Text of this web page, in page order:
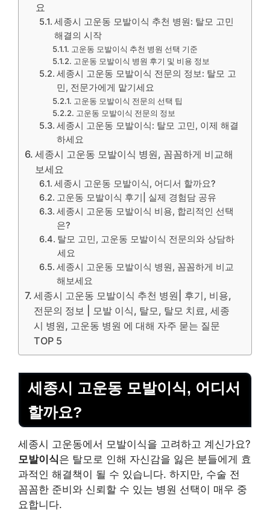
요
세종시 고운동 모발이식 추천 병원: 탈모 고민
해결의 시작
고운동 모발이식 추천 병원 선택 기준
고운동 모발이식 병원 후기 및 비용 정보
세종시 고운동 모발이식 전문의 정보: 탈모 고
민, 전문가에게 맡기세요
고운동 모발이식 전문의 선택 팁
고운동 모발이식 전문의 정보
세종시 고운동 모발이식: 탈모 고민, 이제 해결
하세요
세종시 고운동 모발이식 병원, 꼼꼼하게 비교해
보세요
세종시 고운동 모발이식, 어디서 할까요?
고운동 모발이식 후기| 실제 경험담 공유
세종시 고운동 모발이식 비용, 합리적인 선택
은?
탈모 고민, 고운동 모발이식 전문의와 상담하
세요
세종시 고운동 모발이식 병원, 꼼꼼하게 비교
해보세요
세종시 고운동 모발이식 추천 병원| 후기, 비용,
전문의 정보 | 모발 이식, 탈모, 탈모 치료, 세종
시 병원, 고운동 병원 에 대해 자주 묻는 질문
TOP 5
세종시 고운동 모발이식, 어디서
할까요?
세종시 고운동에서 모발이식을 고려하고 계신가요?
모발이식은 탈모로 인해 자신감을 잃은 분들에게 효
과적인 해결책이 될 수 있습니다. 하지만, 수술 전
꼼꼼한 준비와 신뢰할 수 있는 병원 선택이 매우 중
요합니다.